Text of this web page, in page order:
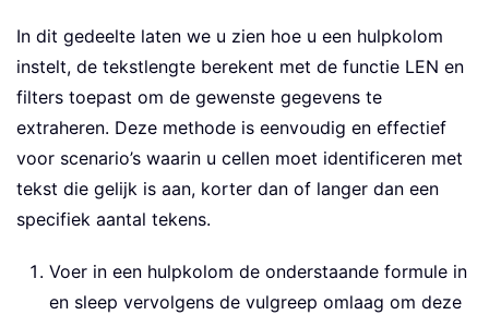
In dit gedeelte laten we u zien hoe u een hulpkolom
instelt, de tekstlengte berekent met de functie LEN en
filters toepast om de gewenste gegevens te
extraheren. Deze methode is eenvoudig en effectief
voor scenario’s waarin u cellen moet identificeren met
tekst die gelijk is aan, korter dan of langer dan een
specifiek aantal tekens.
Voer in een hulpkolom de onderstaande formule in
en sleep vervolgens de vulgreep omlaag om deze